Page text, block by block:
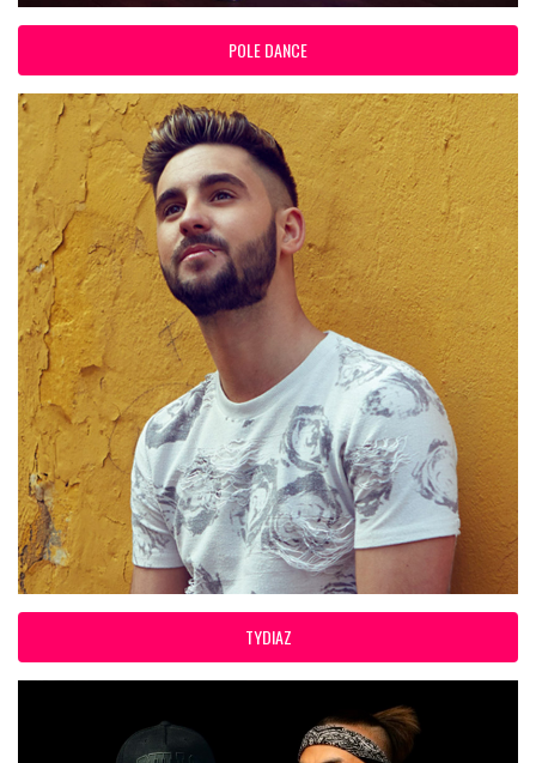
POLE DANCE
TYDIAZ